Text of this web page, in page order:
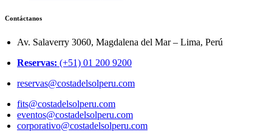
Contáctanos
Av. Salaverry 3060, Magdalena del Mar – Lima, Perú
Reservas: (+51) 01 200 9200
reservas@costadelsolperu.com
fits@costadelsolperu.com
eventos@costadelsolperu.com
corporativo@costadelsolperu.com